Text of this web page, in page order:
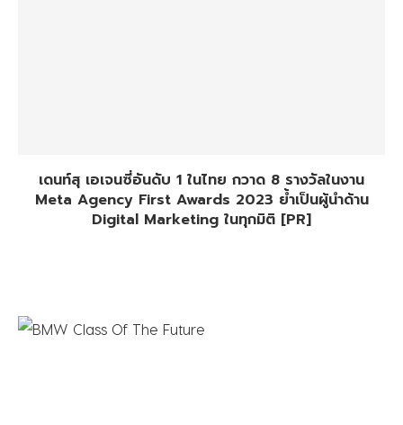
เดนท์สุ เอเจนซี่อันดับ 1 ในไทย กวาด 8 รางวัลในงาน
Meta Agency First Awards 2023 ย้ำเป็นผู้นำด้าน
Digital Marketing ในทุกมิติ [PR]